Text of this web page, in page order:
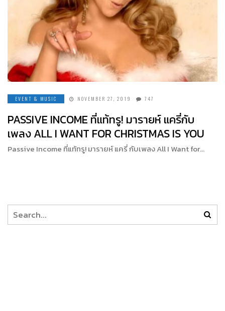
EVENT & MUSIC NOVEMBER 27, 2019 747
PASSIVE INCOME ที่แท้ทรู! มารายห์ แครี่กับ
เพลง ALL I WANT FOR CHRISTMAS IS YOU
Passive Income ที่แท้ทรู! มารายห์ แครี่ กับเพลง All I Want for…